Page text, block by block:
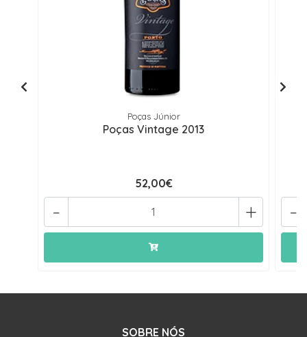
Poças Júnior
Poças Vintage 2013
52,00€
+
- -
SOBRE NÓS